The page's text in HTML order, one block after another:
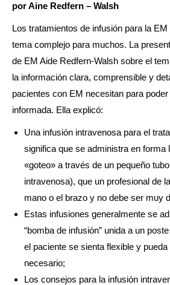
por Aine Redfern – Walsh
Los tratamientos de infusión para la
tema complejo para muchos. La
de EM Aide Redfern-Walsh sobre el
la información clara, comprensible y
pacientes con EM necesitan para
informada. Ella explicó:
Una infusión intravenosa para el
significa que se administra en forma
«goteo» a través de un pequeño
intravenosa), que un profesional de
mano o el brazo y no debe ser muy
Estas infusiones generalmente se
“bomba de infusión” unida a un
el paciente se sienta flexible y
necesario;
Los consejos para la infusión